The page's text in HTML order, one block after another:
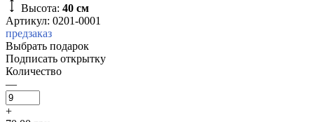
Высота: 40 см
Артикул: 0201-0001
предзаказ
Выбрать подарок
Подписать открытку
Количество
—
+